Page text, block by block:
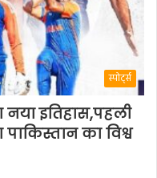
स्पोर्ट्स
नया इतिहास,पहली
का विश्व